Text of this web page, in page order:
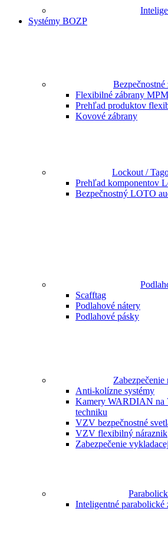
Systémy BOZP
Bezpečnostné
Flexibilné zábrany MPM
Prehľad produktov
Kovové zábrany
Lockout /
Prehľad komponentov
Bezpečnostný LOTO
Scafftag
Podlahové nátery
Podlahové pásky
Anti-kolízne systémy
Kamery WARDIAN na
techniku
VZV bezpečnostné
VZV flexibilný náraznik
Zabezpečenie
Inteligentné parabolické